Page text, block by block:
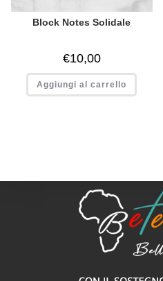
Block Notes Solidale
€10,00
Aggiungi al carrello